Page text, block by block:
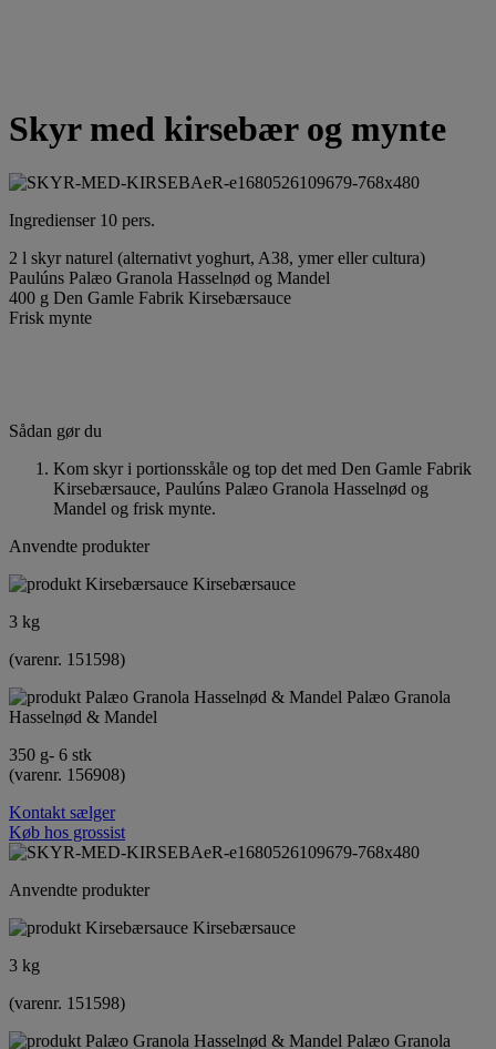
Skyr med kirsebær og mynte
Ingredienser 10 pers.
2 l skyr naturel (alternativt yoghurt, A38, ymer eller cultura)
Paulúns Palæo Granola Hasselnød og Mandel
400 g Den Gamle Fabrik Kirsebærsauce
Frisk mynte
Sådan gør du
Kom skyr i portionsskåle og top det med Den Gamle Fabrik
Kirsebærsauce, Paulúns Palæo Granola Hasselnød og
Mandel og frisk mynte.
Anvendte produkter
Kirsebærsauce
3 kg
(varenr. 151598)
Palæo Granola
Hasselnød & Mandel
350 g- 6 stk
(varenr. 156908)
Kontakt sælger
Køb hos grossist
Anvendte produkter
Kirsebærsauce
3 kg
(varenr. 151598)
Palæo Granola